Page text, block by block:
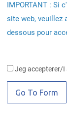
IMPORTANT : Si
site web, veuillez
dessous pour
Jeg accepterer/I